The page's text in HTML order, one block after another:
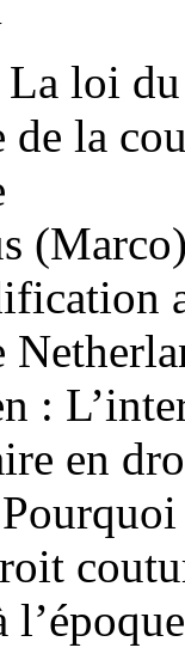
La loi
de la
:
en